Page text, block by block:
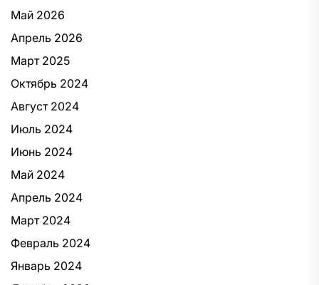
Май 2026
Апрель 2026
Март 2025
Октябрь 2024
Август 2024
Июль 2024
Июнь 2024
Май 2024
Апрель 2024
Март 2024
Февраль 2024
Январь 2024